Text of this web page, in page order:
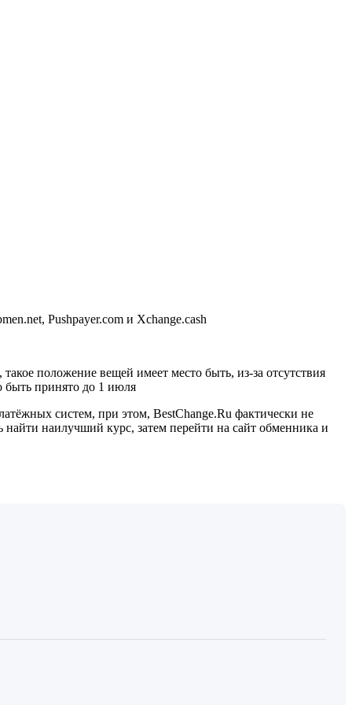
Pushpayer.com и Xchange.cash
положение вещей имеет место быть, из-за отсутствия
быть принято до 1 июля
систем, при этом, BestChange.Ru фактически не
наилучший курс, затем перейти на сайт обменника и